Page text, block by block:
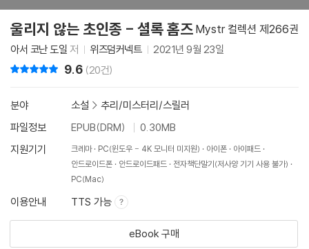
울리지 않는 초인종 - 셜록 홈즈 Mystr 컬렉션 제266권
아서 코난 도일 저 위즈덤커넥트 2021년 9월 23일
9.6 (20건)
분야 소설 > 추리/미스터리/스릴러
파일정보
EPUB(DRM)
0.30MB
지원기기
크레마 PC(윈도우 - 4K 모니터 미지원) 아이폰
아이패드
안드로이드폰
안드로이드패드
전자책단말기(저사양 기기 사용 불가)
PC(Mac)
이용안내 TTS 가능
eBook 구매